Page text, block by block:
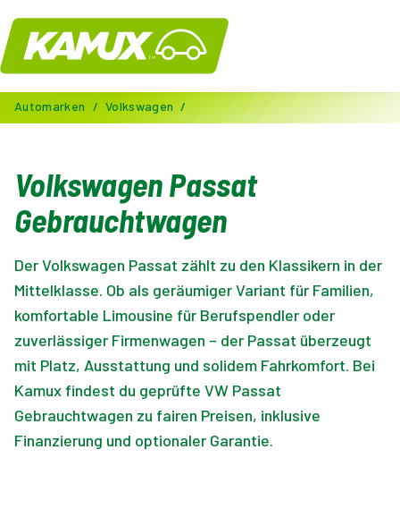
Kamux
Automarken / Volkswagen /
Volkswagen Passat
Gebrauchtwagen
Der Volkswagen Passat zählt zu den Klassikern in der
Mittelklasse. Ob als geräumiger Variant für Familien,
komfortable Limousine für Berufspendler oder
zuverlässiger Firmenwagen – der Passat überzeugt
mit Platz, Ausstattung und solidem Fahrkomfort. Bei
Kamux findest du geprüfte VW Passat
Gebrauchtwagen zu fairen Preisen, inklusive
Finanzierung und optionaler Garantie.